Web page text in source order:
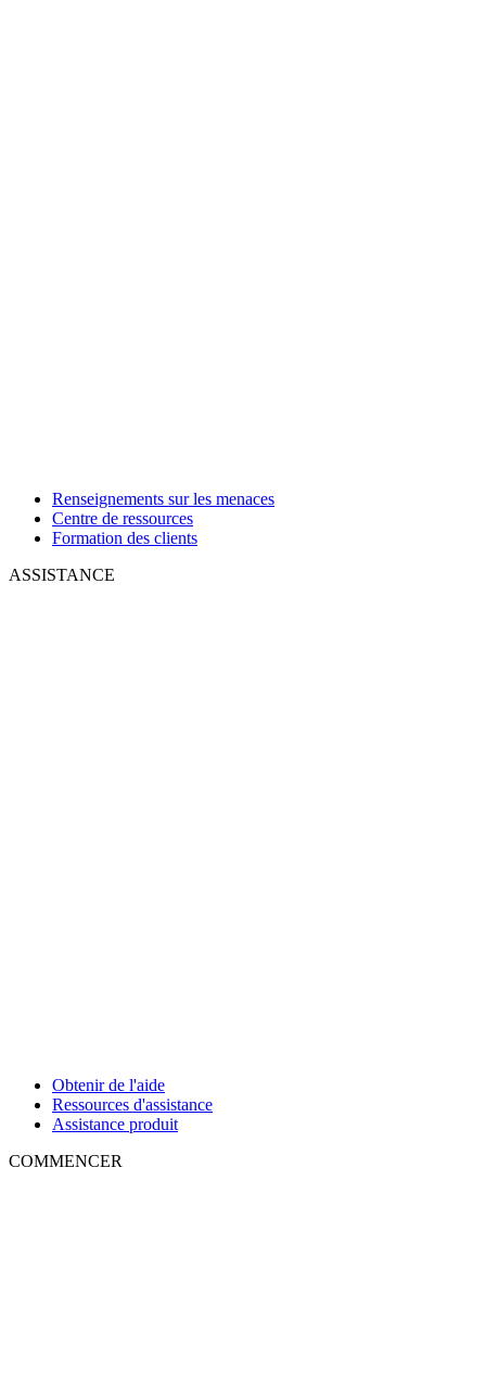
Renseignements sur les menaces
Centre de ressources
Formation des clients
ASSISTANCE
Obtenir de l'aide
Ressources d'assistance
Assistance produit
COMMENCER